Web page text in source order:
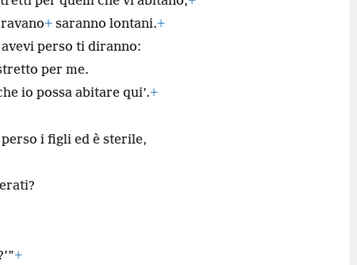
+ saranno lontani.+
perso ti diranno:
per me.
io possa abitare qui’.+
perso i figli ed è sterile,
+